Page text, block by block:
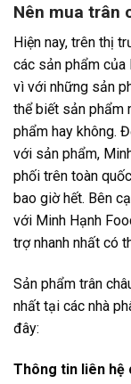
Nên mua trân
Hiện nay, trên thị
các sản phẩm
vì với những sản
thể biết sản phẩm
phẩm hay không.
với sản phẩm,
phối trên toàn
bao giờ hết. Bên
với Minh Hạnh
trợ nhanh nhất có
Sản phẩm trân
nhất tại các nhà
đây:
Thông tin liên hệ